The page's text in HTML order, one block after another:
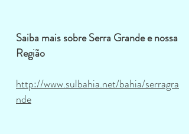
Saiba mais sobre Serra Grande e nossa
Região
http://www.sulbahia.net/bahia/serragra
nde